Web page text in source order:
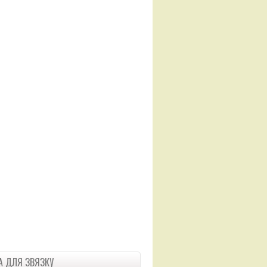
ДЛЯ ЗВЯЗКУ